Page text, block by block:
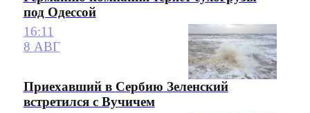
под Одессой
16:11
8 АВГ
Приехавший в Сербию Зеленский
встретился с Вучичем